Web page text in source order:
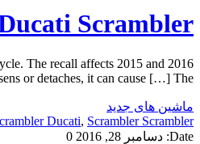
Scrambler
The recall affects 2015 and 2016
or detaches, it can cause […] The […]
ماشین های جدید
Ducati, Scrambler Scrambler
Date: دسامبر 28, 2016 0